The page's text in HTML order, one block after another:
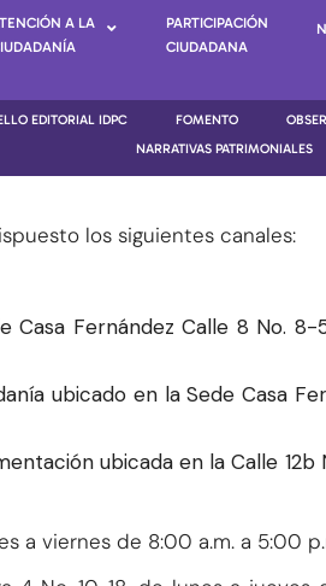
A LA
PARTICIPACIÓN
CIUDADANA
EDITORIAL IDPC FOMENTO
NARRATIVAS PATRIMONIALES
los siguientes canales:
Casa Fernández Calle 8 No.
ubicado en la Sede Casa
ubicada en la Calle
a viernes de 8:00 a.m. a 5:00